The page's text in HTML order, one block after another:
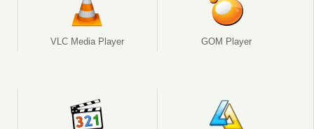
VLC Media Player GOM Player